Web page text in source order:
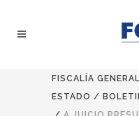
FISCALÍA
ESTADO /